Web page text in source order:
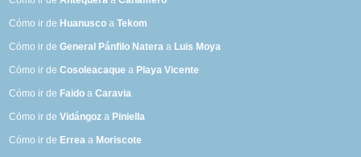
Cómo ir de Huanusco aTekom
Cómo ir deGeneral Pánfilo Natera a Luis Moya
Cómo ir deCosoleacaque a Playa Vicente
Cómo ir de Faido aCaravia
Cómo ir deVidángoz a Piniella
Cómo ir de Errea a Moriscote